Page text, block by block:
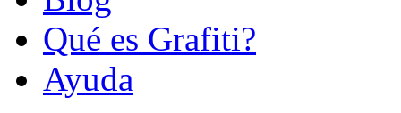
Qué es Grafiti?
Ayuda